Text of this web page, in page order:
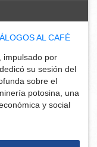
AL CAFÉ
impulsado por
su sesión del
sobre el
potosina, una
y social